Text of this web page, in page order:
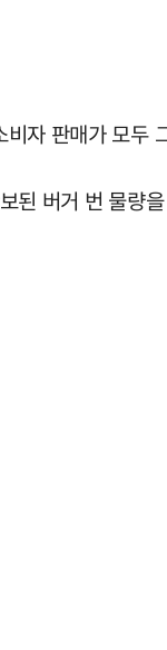
자 판매가 모두
된 버거 번 물량